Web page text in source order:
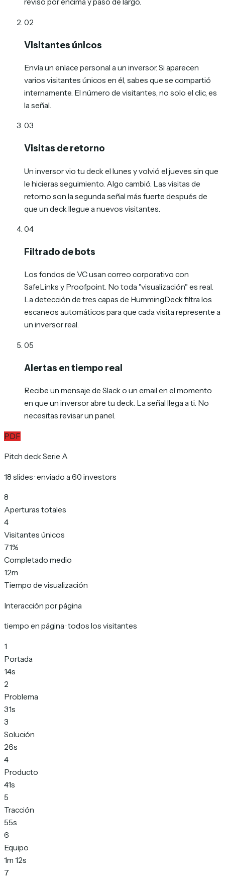
02
Visitantes únicos
Envía un enlace personal a un inversor. Si aparecen
varios visitantes únicos en él, sabes que se compartió
internamente. El número de visitantes, no solo el clic, es
la señal.
03
Visitas de retorno
Un inversor vio tu deck el lunes y volvió el jueves sin que
le hicieras seguimiento. Algo cambió. Las visitas de
retorno son la segunda señal más fuerte después de
que un deck llegue a nuevos visitantes.
04
Filtrado de bots
Los fondos de VC usan correo corporativo con
SafeLinks y Proofpoint. No toda "visualización" es real.
La detección de tres capas de HummingDeck filtra los
escaneos automáticos para que cada visita represente a
un inversor real.
05
Alertas en tiempo real
Recibe un mensaje de Slack o un email en el momento
en que un inversor abre tu deck. La señal llega a ti. No
necesitas revisar un panel.
PDF
Pitch deck Serie A
18 slides · enviado a 60 investors
8
Aperturas totales
4
Visitantes únicos
71%
Completado medio
12m
Tiempo de visualización
Interacción por página
tiempo en página · todos los visitantes
1
Portada
14s
2
Problema
31s
3
Solución
26s
4
Producto
41s
5
Tracción
55s
6
Equipo
1m 12s
7